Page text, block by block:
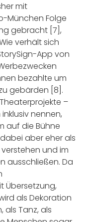
mit
München Folge
gebracht [7],
verhält sich
App von
bezahlte um
gebärden [8].
–
nennen,
auf die Bühne
aber eher als
verstehen und im
ausschließen. Da
Übersetzung,
als Dekoration
Tanz, als